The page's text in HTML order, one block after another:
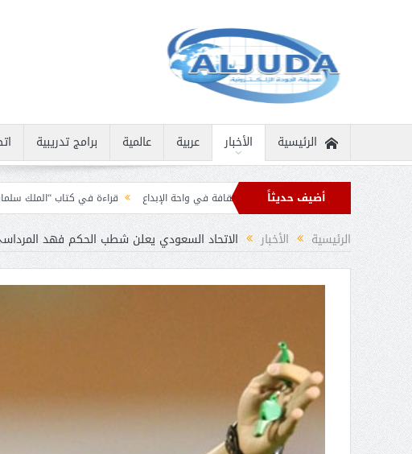
الرئيسية الأخبار عربية عالمية برامج تدريبية
أضيف حديثاً نادرة ثمار الثقافة في واحة الإبداع قراءة في كتاب “الملك سلمان بن عبد العزيز في
تهنئة من قادة الدول الإسلامية بمناسبة عيد الفطر
الرئيسية الأخبار الاتحاد السعودي يعلن شطب الحكم فهد المرداسي